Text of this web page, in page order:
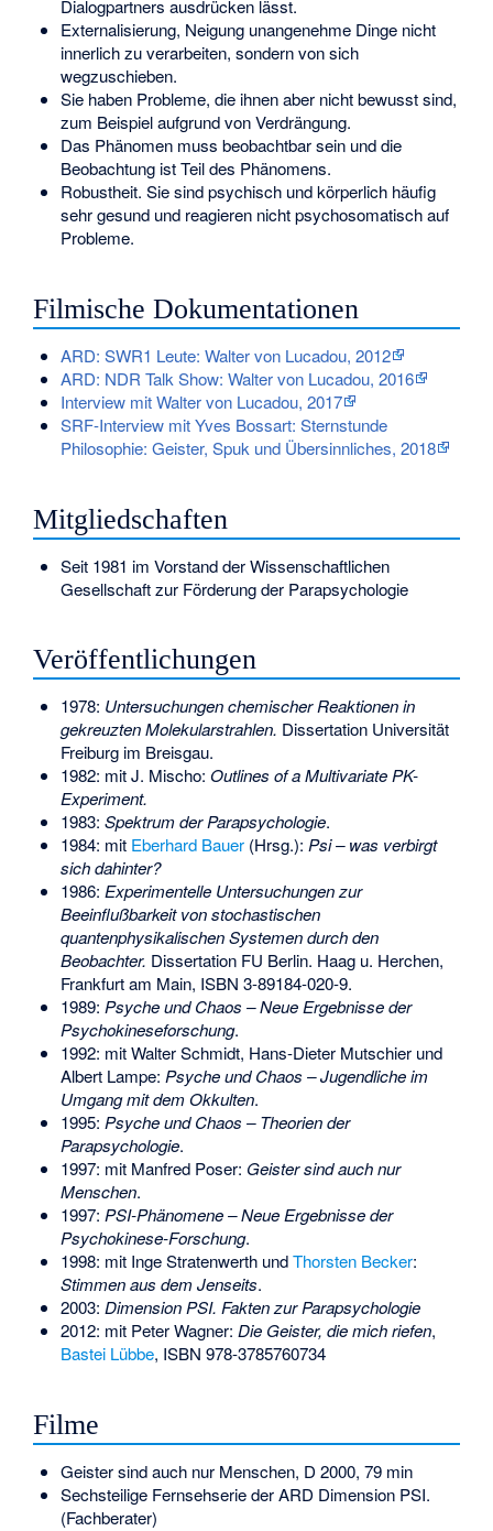
Dialogpartners ausdrücken lässt.
Externalisierung, Neigung unangenehme Dinge nicht
innerlich zu verarbeiten, sondern von sich
wegzuschieben.
Sie haben Probleme, die ihnen aber nicht bewusst sind,
zum Beispiel aufgrund von Verdrängung.
Das Phänomen muss beobachtbar sein und die
Beobachtung ist Teil des Phänomens.
Robustheit. Sie sind psychisch und körperlich häufig
sehr gesund und reagieren nicht psychosomatisch auf
Probleme.
Filmische Dokumentationen
ARD: SWR1 Leute: Walter von Lucadou, 2012
ARD: NDR Talk Show: Walter von Lucadou, 2016
Interview mit Walter von Lucadou, 2017
SRF-Interview mit Yves Bossart: Sternstunde
Philosophie: Geister, Spuk und Übersinnliches, 2018
Mitgliedschaften
Seit 1981 im Vorstand der Wissenschaftlichen
Gesellschaft zur Förderung der Parapsychologie
Veröffentlichungen
1978: Untersuchungen chemischer Reaktionen in
gekreuzten Molekularstrahlen. Dissertation Universität
Freiburg im Breisgau.
1982: mit J. Mischo: Outlines of a Multivariate PK-
Experiment.
1983: Spektrum der Parapsychologie.
1984: mit Eberhard Bauer(Hrsg.): Psi – was verbirgt
sich dahinter?
1986: Experimentelle Untersuchungen zur
Beeinflußbarkeit von stochastischen
quantenphysikalischen Systemen durch den
Beobachter. Dissertation FU Berlin. Haag u. Herchen,
Frankfurt am Main, ISBN 3-89184-020-9.
1989: Psyche und Chaos – Neue Ergebnisse der
Psychokineseforschung.
1992: mit Walter Schmidt, Hans-Dieter Mutschier und
Albert Lampe: Psyche und Chaos – Jugendliche im
Umgang mit dem Okkulten.
1995: Psyche und Chaos – Theorien der
Parapsychologie.
1997: mit Manfred Poser: Geister sind auch nur
Menschen.
1997: PSI-Phänomene – Neue Ergebnisse der
Psychokinese-Forschung.
1998: mit Inge Stratenwerth undThorsten Becker:
Stimmen aus dem Jenseits.
2003: Dimension PSI. Fakten zur Parapsychologie
2012: mit Peter Wagner: Die Geister, die mich riefen,
Bastei Lübbe, ISBN 978-3785760734
Filme
Geister sind auch nur Menschen, D 2000, 79 min
Sechsteilige Fernsehserie der ARD Dimension PSI.
(Fachberater)